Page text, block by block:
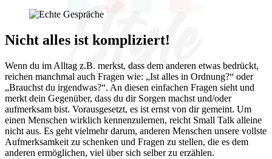
Nicht alles ist kompliziert!
Wenn du im Alltag z.B. merkst, dass dem anderen etwas bedrückt,
reichen manchmal auch Fragen wie: „Ist alles in Ordnung?“ oder
„Brauchst du irgendwas?“. An diesen einfachen Fragen sieht und
merkt dein Gegenüber, dass du dir Sorgen machst und/oder
aufmerksam bist. Vorausgesetzt, es ist ernst von dir gemeint. Um
einen Menschen wirklich kennenzulernen, reicht Small Talk alleine
nicht aus. Es geht vielmehr darum, anderen Menschen unsere vollste
Aufmerksamkeit zu schenken und Fragen zu stellen, die es dem
anderen ermöglichen, viel über sich selber zu erzählen.